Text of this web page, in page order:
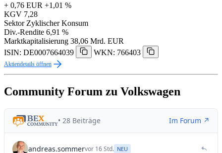
+ 0,76 EUR +1,01 %
KGV 7,28
Sektor Zyklischer Konsum
Div.-Rendite 6,91 %
Marktkapitalisierung 38,06 Mrd. EUR
ISIN: DE0007664039
WKN: 766403
Aktiendetails öffnen
Community Forum zu Volkswagen